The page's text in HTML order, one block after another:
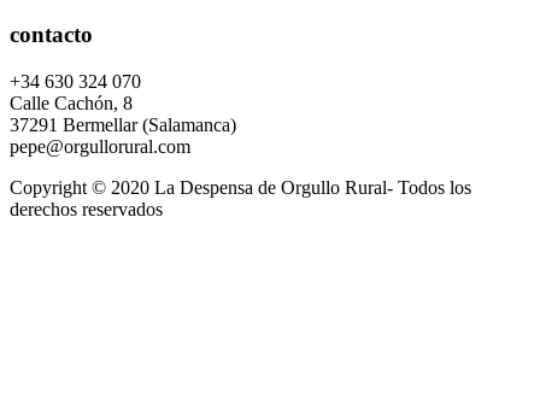
contacto
+34 630 324 070
Calle Cachón, 8
37291 Bermellar (Salamanca)
pepe@orgullorural.com
Copyright © 2020 La Despensa de Orgullo Rural- Todos los
derechos reservados